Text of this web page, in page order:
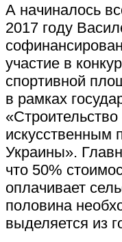
А начиналось
2017 году
участие в
спортивной
в рамках
искусственным
Украины».
что 50%
оплачивает
половина
выделяется из